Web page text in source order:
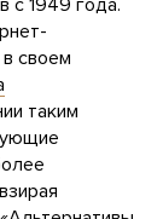
своем
таким